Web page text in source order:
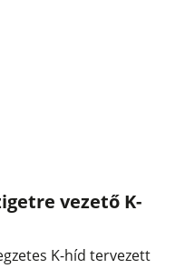
vezető K-
K-híd tervezett